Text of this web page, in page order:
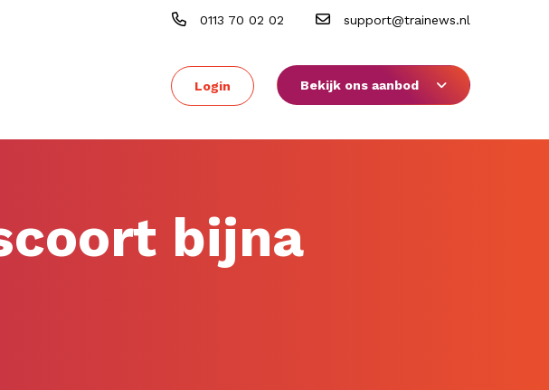
0113 70 02 02 support@trainews.nl
Login Bekijk ons aanbod
bijna